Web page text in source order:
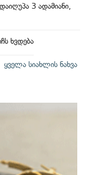
3 ადამიანი,
ხვდება
ყველა სიახლის ნახვა